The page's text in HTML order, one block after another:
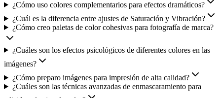
¿Cómo uso colores complementarios para efectos dramáticos?
¿Cuál es la diferencia entre ajustes de Saturación y Vibración?
¿Cómo creo paletas de color cohesivas para fotografía de marca?
¿Cuáles son los efectos psicológicos de diferentes colores en las
imágenes?
¿Cómo preparo imágenes para impresión de alta calidad?
¿Cuáles son las técnicas avanzadas de enmascaramiento para